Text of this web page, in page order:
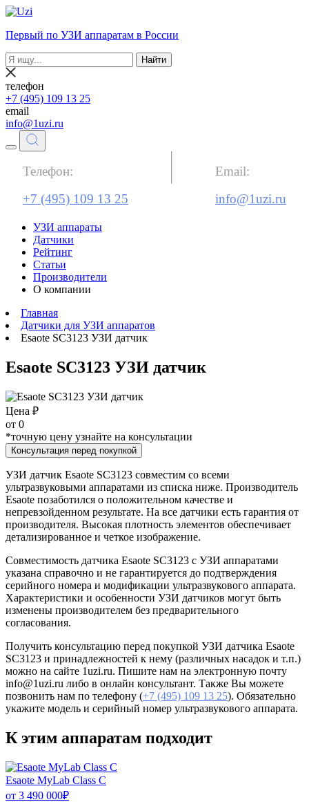
Первый по УЗИ аппаратам в России
Найти
телефон
+7 (495) 109 13 25
email
info@1uzi.ru
Телефон:
+7 (495) 109 13 25
Email:
info@1uzi.ru
УЗИ аппараты
Датчики
Рейтинг
Статьи
Производители
О компании
Главная
Датчики для УЗИ аппаратов
Esaote SC3123 УЗИ датчик
Esaote SC3123 УЗИ датчик
Цена ₽
от 0
*точную цену узнайте на консультации
Консультация перед покупкой
УЗИ датчик Esaote SC3123 совместим со всеми
ультразвуковыми аппаратами из списка ниже. Производитель
Esaote позаботился о положительном качестве и
непревзойденном результате. На все датчики есть гарантия от
производителя. Высокая плотность элементов обеспечивает
детализированное и четкое изображение.
Совместимость датчика Esaote SC3123 с УЗИ аппаратами
указана справочно и не гарантируется до подтверждения
серийного номера и модификации ультразвукового аппарата.
Характеристики и особенности УЗИ датчиков могут быть
изменены производителем без предварительного
согласования.
Получить консультацию перед покупкой УЗИ датчика Esaote
SC3123 и принадлежностей к нему (различных насадок и т.п.)
можно на сайте 1uzi.ru. Пишите нам на электронную почту
info@1uzi.ru либо в онлайн консультант. Также Вы можете
позвонить нам по телефону (+7 (495) 109 13 25). Обязательно
укажите модель и серийный номер ультразвукового аппарата.
К этим аппаратам подходит
Esaote MyLab Class C
от 3 490 000₽